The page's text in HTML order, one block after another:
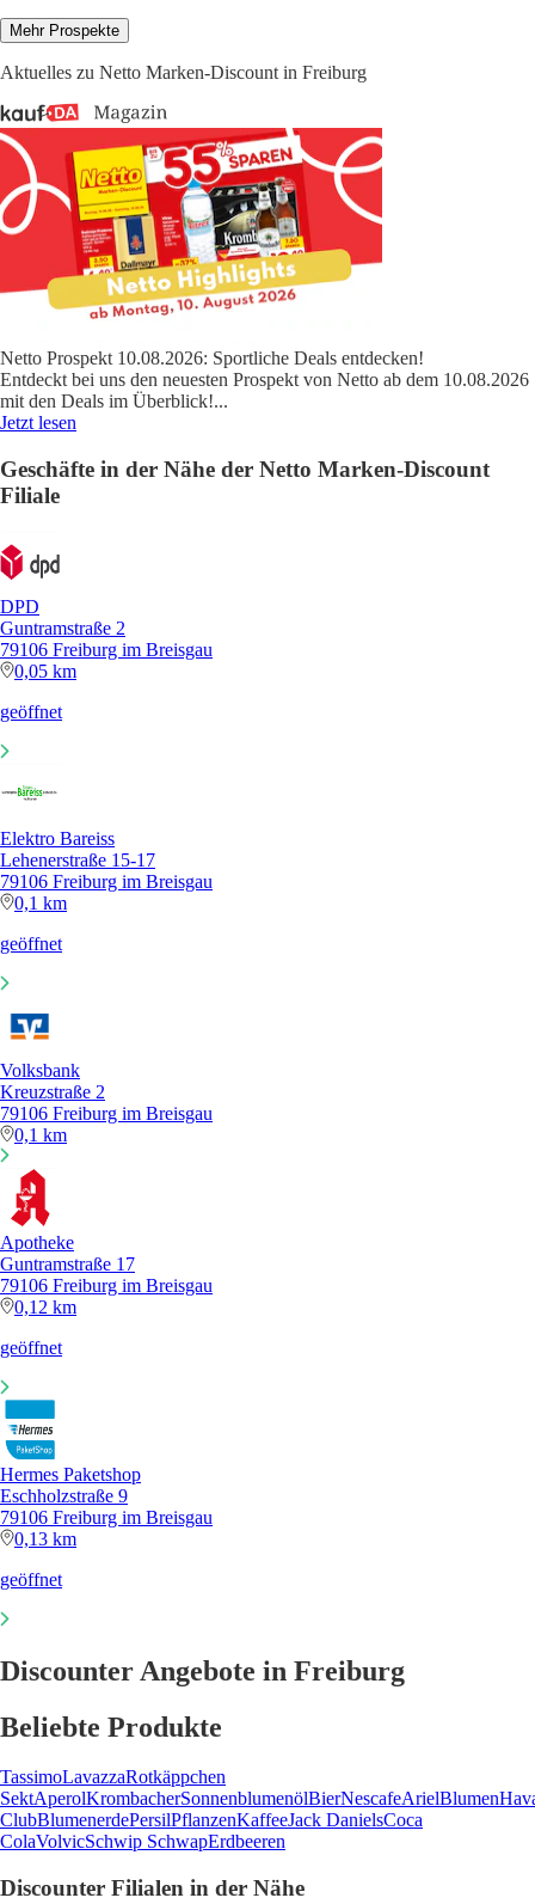
Mehr Prospekte
Aktuelles zu Netto Marken-Discount in Freiburg
Netto Prospekt 10.08.2026: Sportliche Deals entdecken!
Entdeckt bei uns den neuesten Prospekt von Netto ab dem 10.08.2026
mit den Deals im Überblick!...
Jetzt lesen
Geschäfte in der Nähe der Netto Marken-Discount
Filiale
DPD
Guntramstraße 2
79106 Freiburg im Breisgau
0,05 km
geöffnet
Elektro Bareiss
Lehenerstraße 15-17
79106 Freiburg im Breisgau
0,1 km
geöffnet
Volksbank
Kreuzstraße 2
79106 Freiburg im Breisgau
0,1 km
Apotheke
Guntramstraße 17
79106 Freiburg im Breisgau
0,12 km
geöffnet
Hermes Paketshop
Eschholzstraße 9
79106 Freiburg im Breisgau
0,13 km
geöffnet
Discounter Angebote in Freiburg
Beliebte Produkte
TassimoLavazzaRotkäppchen
SektAperolKrombacherSonnenblumenölBierNescafeArielBlumen
ClubBlumenerdePersilPflanzenKaffeeJack DanielsCoca
ColaVolvicSchwip SchwapErdbeeren
Discounter Filialen in der Nähe